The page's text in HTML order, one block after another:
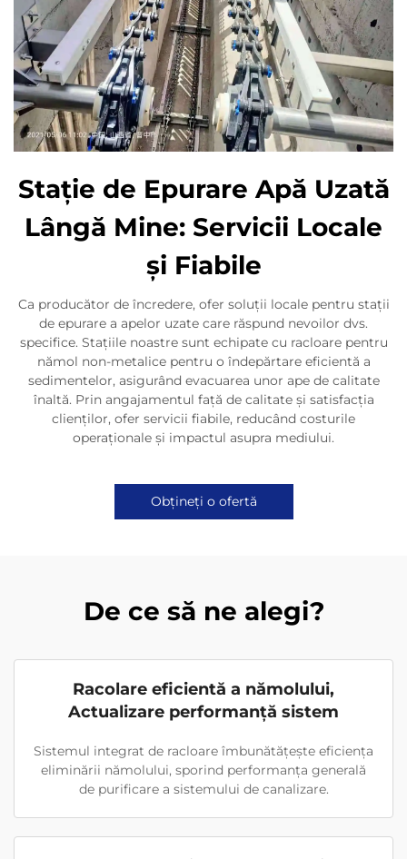
Stație de Epurare Apă Uzată
Lângă Mine: Servicii Locale
și Fiabile
Ca producător de încredere, ofer soluții locale pentru stații
de epurare a apelor uzate care răspund nevoilor dvs.
specifice. Stațiile noastre sunt echipate cu racloare pentru
nămol non-metalice pentru o îndepărtare eficientă a
sedimentelor, asigurând evacuarea unor ape de calitate
înaltă. Prin angajamentul față de calitate și satisfacția
clienților, ofer servicii fiabile, reducând costurile
operaționale și impactul asupra mediului.
Obțineți o ofertă
De ce să ne alegi?
Racolare eficientă a nămolului,
Actualizare performanță sistem
Sistemul integrat de racloare îmbunătățește eficiența
eliminării nămolului, sporind performanța generală
de purificare a sistemului de canalizare.